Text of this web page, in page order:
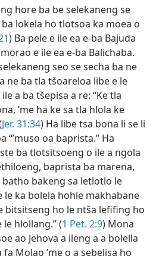
hore ba be selekaneng se
lokela ho tlotsoa ka moea o
) Ba pele e ile ea e-ba Bajuda
e ile ea e-ba Balichaba.
seo se secha ba ne
ne ba tla tšoareloa libe e le
a ba tšepisa a re: “Ke tla
’me ha ke sa tla hlola ke
Jer. 31:34) Ha libe tsa bona li se li
“’muso oa baprista.” Ha
ba tlotsitsoeng o ile a ngola
baprista ba marena,
batho bakeng sa letlotlo le
le ka bolela hohle makhabane
bitsitseng ho le ntša lefifing ho
hlollang.” (1 Pet. 2:9) Mona
ao Jehova a ileng a a bolella
Molao ’me o a sebelisa ho